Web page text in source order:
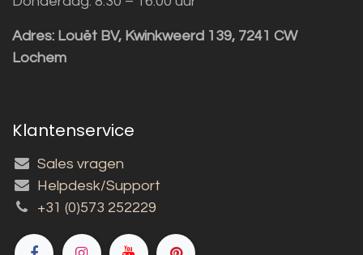
Adres: Louët BV, Kwinkweerd 139, 7241 CW
Lochem
Klantenservice
Sales vragen
Helpdesk/Support
+31 (0)573 252229